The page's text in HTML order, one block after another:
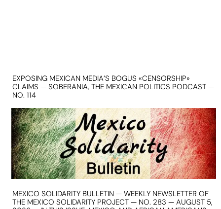
EXPOSING MEXICAN MEDIA’S BOGUS «CENSORSHIP»
CLAIMS — SOBERANIA, THE MEXICAN POLITICS PODCAST —
NO. 114
MEXICO SOLIDARITY BULLETIN — WEEKLY NEWSLETTER OF
THE MEXICO SOLIDARITY PROJECT — NO. 283 — AUGUST 5,